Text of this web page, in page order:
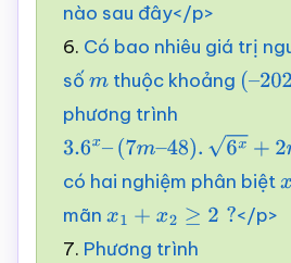
nào sau đây</p>
6. Có bao nhiêu giá trị
số mthuộc khoảng (–
phương trình
3.6x– (7m–48). 6x +2 m2–
có hai nghiệm phân biệtx
mãn x1+x2≥2 ?
</p>
7. Phương trình